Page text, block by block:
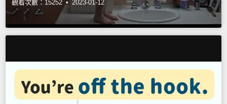
觀看次數：15252 • 2023-01-12